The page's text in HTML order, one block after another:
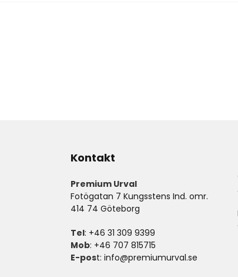
Kontakt
Premium Urval
Fotögatan 7 Kungsstens Ind. omr.
414 74 Göteborg
Tel: +46 31 309 9399
Mob: +46 707 815715
E-post: info@premiumurval.se